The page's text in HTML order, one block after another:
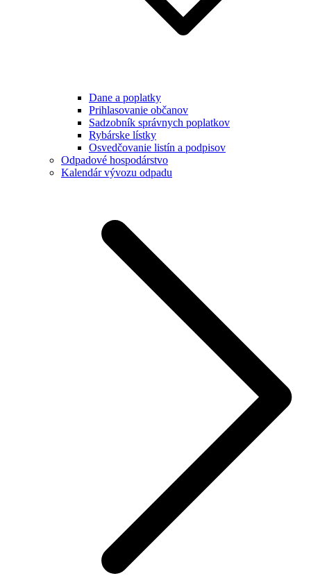
Dane a poplatky
Prihlasovanie občanov
Sadzobník správnych poplatkov
Rybárske lístky
Osvedčovanie listín a podpisov
Odpadové hospodárstvo
Kalendár vývozu odpadu